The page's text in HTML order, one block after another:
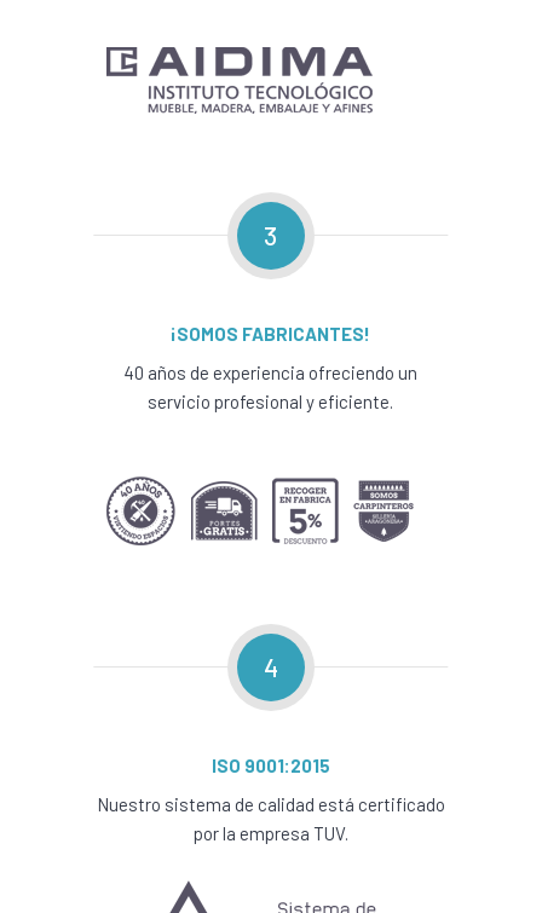
3
¡SOMOS FABRICANTES!
40 años de experiencia ofreciendo un
servicio profesional y eficiente.
4
ISO 9001:2015
Nuestro sistema de calidad está certificado
por la empresa TUV.